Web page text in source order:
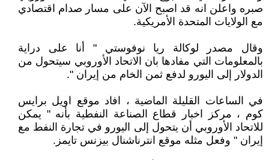
صبره واعلن انه قد اصبح الآن على مسار صدام اقتصادي
مع الولايات المتحدة الأمريكية.
وقال مصدر لوكالة ريا نوفوستي " أنا على دراية
بالمعلومات التي مفادها بان الاتحاد الأوروبي سيتحول من
الدولار إلى اليورو لدفع ثمن الخام من إيران ".
في الساعات القليلة الماضية ، افاد موقع اويل برايس
كوم ، مركز اخبار قطاع الصناعة النفطية بأنه " يمكن
للاتحاد الأوروبي أن يتحول إلى اليورو في تجارة النفط مع
إيران " وفعل مثله موقع انترناشنال بيزنس تايمز.